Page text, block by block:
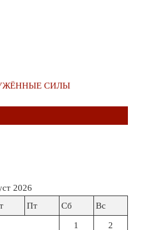
СИЛЫ
2026
Пт Сб Вс
1 2